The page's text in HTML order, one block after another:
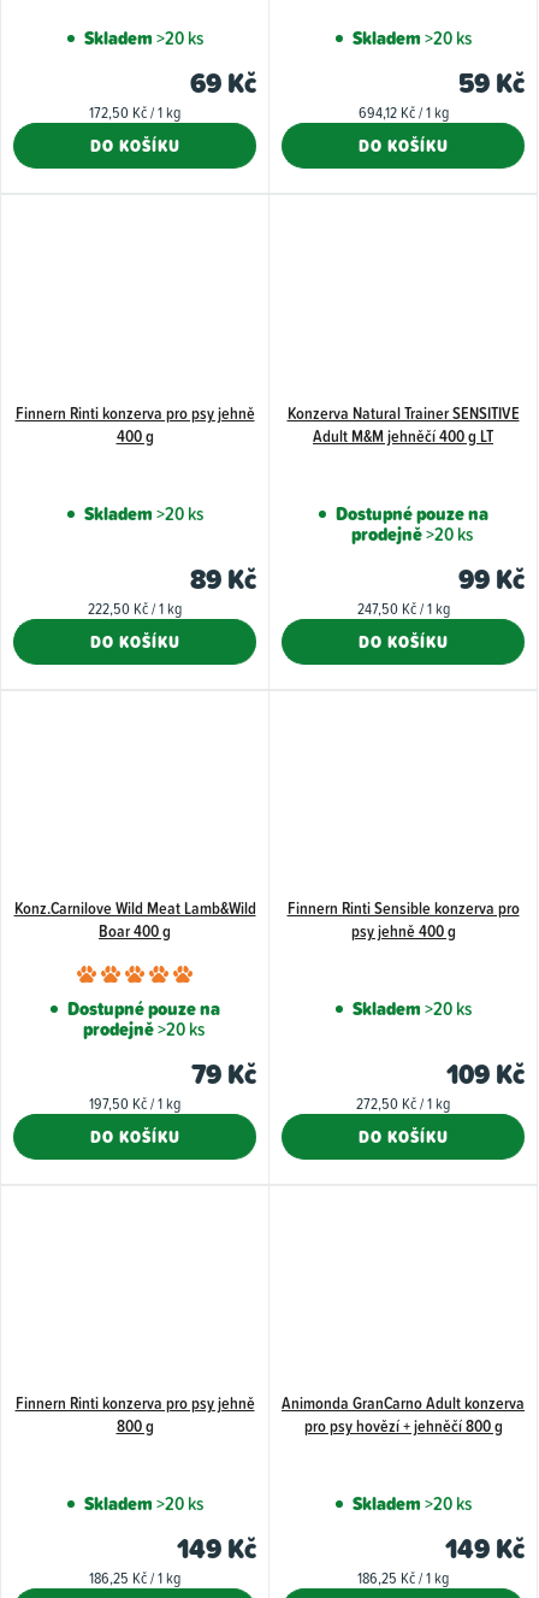
Skladem>20 ks
69 Kč
Měrná
172,50 Kč / 1 kg
DO KOŠÍKU
Skladem>20 ks
59 Kč
Měrná
694,12 Kč / 1 kg
DO KOŠÍKU
Finnern Rinti konzerva pro psy jehně
400 g
Skladem>20 ks
89 Kč
Měrná
222,50 Kč / 1 kg
DO KOŠÍKU
Konzerva Natural Trainer SENSITIVE
Adult M&M jehněčí 400 g LT
Dostupné pouze na
prodejně>20 ks
99 Kč
Měrná
247,50 Kč / 1 kg
DO KOŠÍKU
Konz.Carnilove Wild Meat Lamb&Wild
Boar 400 g
Průměrné
hodnocení
produktu
je
5,0
z
Dostupné pouze na
prodejně>20 ks
79 Kč
Měrná
197,50 Kč / 1 kg
DO KOŠÍKU
Finnern Rinti Sensible konzerva pro
psy jehně 400 g
Skladem>20 ks
109 Kč
Měrná
272,50 Kč / 1 kg
DO KOŠÍKU
Finnern Rinti konzerva pro psy jehně
800 g
Skladem>20 ks
149 Kč
Měrná
186,25 Kč / 1 kg
Animonda GranCarno Adult konzerva
pro psy hovězí + jehněčí 800 g
Skladem>20 ks
149 Kč
Měrná
186,25 Kč / 1 kg